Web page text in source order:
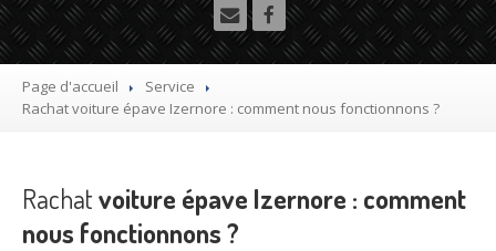
Utilitaire
Démolisseuragrée VHU gratuit
Recyclage voiture usagée gratuit
Page d'accueil
Service
Rachatvoiture épave Izernore : comment nous fonctionnons ?
Rachatvoiture épave Izernore : comment
nous fonctionnons ?